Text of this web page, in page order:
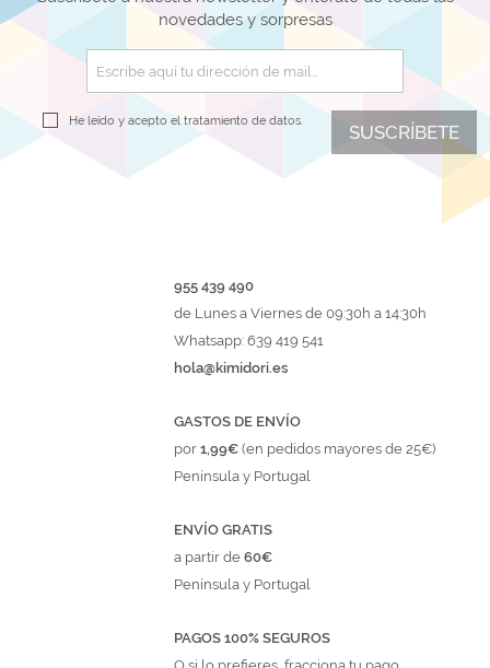
novedades y sorpresas
SUSCRÍBETE
He leído y acepto el tratamiento de datos.
955 439 490
de Lunes a Viernes de 09:30h a 14:30h
Whatsapp: 639 419 541
hola@kimidori.es
GASTOS DE ENVÍO
por1,99€(en pedidos mayores de 25€)
Península y Portugal
ENVÍO GRATIS
a partir de60€
Península y Portugal
PAGOS 100% SEGUROS